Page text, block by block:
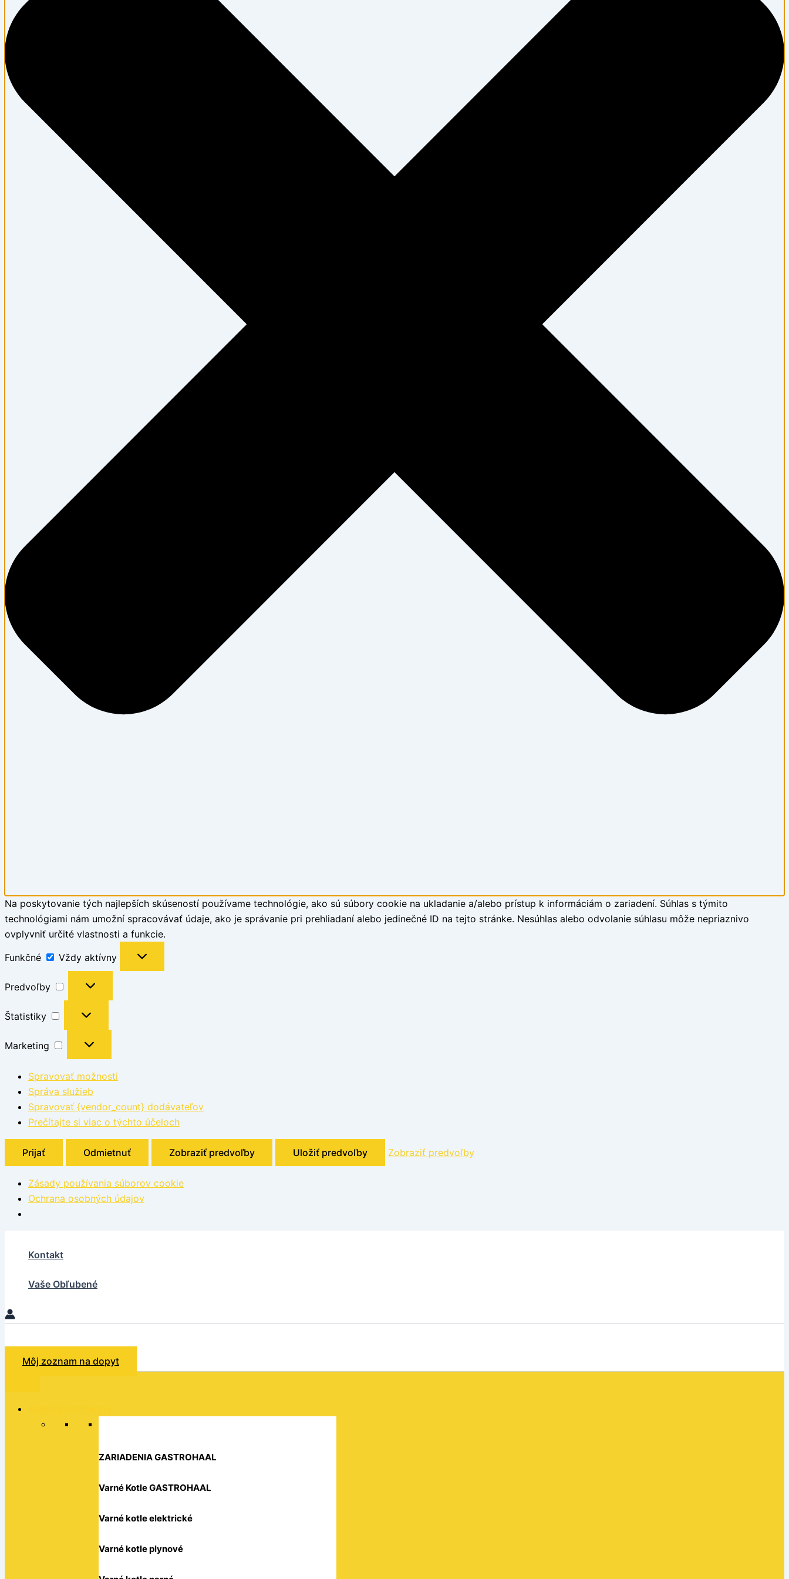
Na poskytovanie tých najlepších skúseností používame technológie, ako sú súbory cookie na ukladanie a/alebo prístup k informáciám o zariadení. Súhlas s týmito
technológiami nám umožní spracovávať údaje, ako je správanie pri prehliadaní alebo jedinečné ID na tejto stránke. Nesúhlas alebo odvolanie súhlasu môže nepriaznivo
ovplyvniť určité vlastnosti a funkcie.
Funkčné
Vždy aktívny
Predvoľby
Štatistiky
Marketing
Spravovať možnosti
Správa služieb
Spravovať {vendor_count} dodávateľov
Prečítajte si viac o týchto účeloch
Prijať Odmietnuť Zobraziť predvoľby Uložiť predvoľby Zobraziť predvoľby
Zásady používania súborov cookie
Ochrana osobných údajov
Kontakt
Vaše Obľubené
Hľadať
Môj zoznam na dopyt
ZARIADENIA GASTROHAAL
Varné Kotle GASTROHAAL
Varné kotle elektrické
Varné kotle plynové